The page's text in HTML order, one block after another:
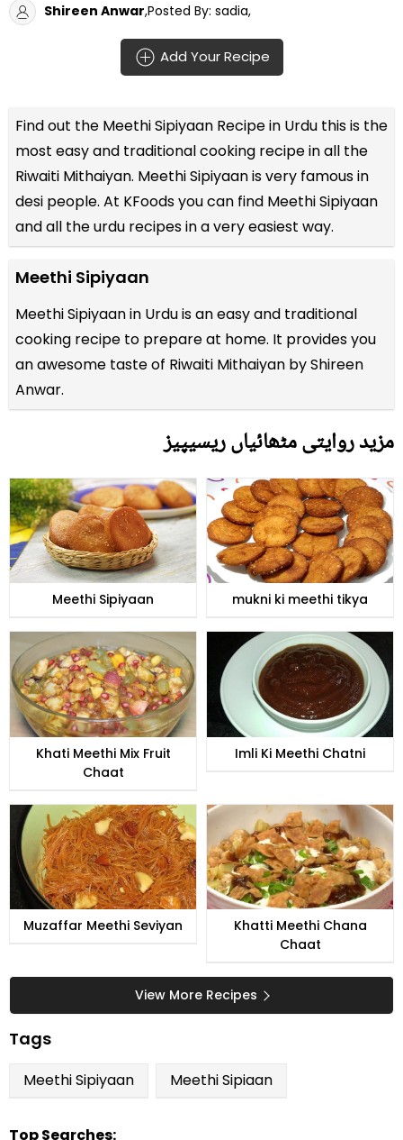
Shireen Anwar,Posted By: sadia,
Add Your Recipe
Find out the Meethi Sipiyaan Recipe in Urdu this is the
most easy and traditional cooking recipe in all the
Riwaiti Mithaiyan. Meethi Sipiyaan is very famous in
desi people. At KFoods you can find Meethi Sipiyaan
and all theurdu recipesin a very easiest way.
Meethi Sipiyaan
Meethi Sipiyaan in Urdu is an easy and traditional
cooking recipe to prepare at home. It provides you
an awesome taste of Riwaiti Mithaiyan by Shireen
Anwar.
مزید روایتی مٹھائیاں ریسیپیز
Meethi Sipiyaan mukni ki meethi tikya
Khati Meethi Mix Fruit
Chaat
Imli Ki Meethi Chatni
Muzaffar Meethi Seviyan
Khatti Meethi Chana
Chaat
View More Recipes
Tags
Meethi Sipiyaan Meethi Sipiaan
Top Searches: